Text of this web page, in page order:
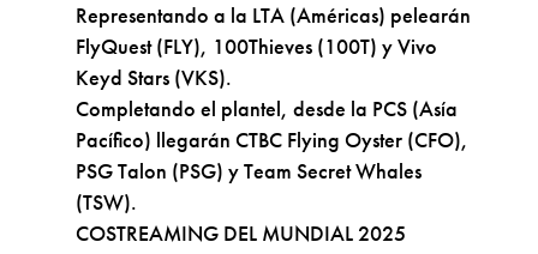
Representando a la LTA (Américas) pelearán
FlyQuest (FLY), 100Thieves (100T) y Vivo
Keyd Stars (VKS).
Completando el plantel, desde la PCS (Asía
Pacífico) llegarán CTBC Flying Oyster (CFO),
PSG Talon (PSG) y Team Secret Whales
(TSW).
COSTREAMING DEL MUNDIAL 2025